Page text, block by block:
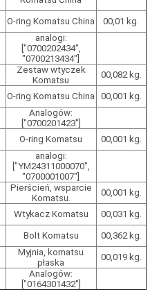
O-ring Komatsu China
00,01 kg.
analogi:
["0700202434",
"0700213434"]
Zestaw wtyczek
Komatsu
00,082 kg.
O-ring Komatsu China
00,001 kg.
Analogów:
["0700201423"]
O-ring Komatsu
00,001 kg.
analogi:
["YM24311000070",
"0700001007"]
Pierścień, wsparcie
Komatsu.
00,001 kg.
Wtykacz Komatsu 00,031 kg.
Bolt Komatsu 00,362 kg.
Myjnia, komatsu
płaska
00,019 kg.
Analogów:
["0164301432"]